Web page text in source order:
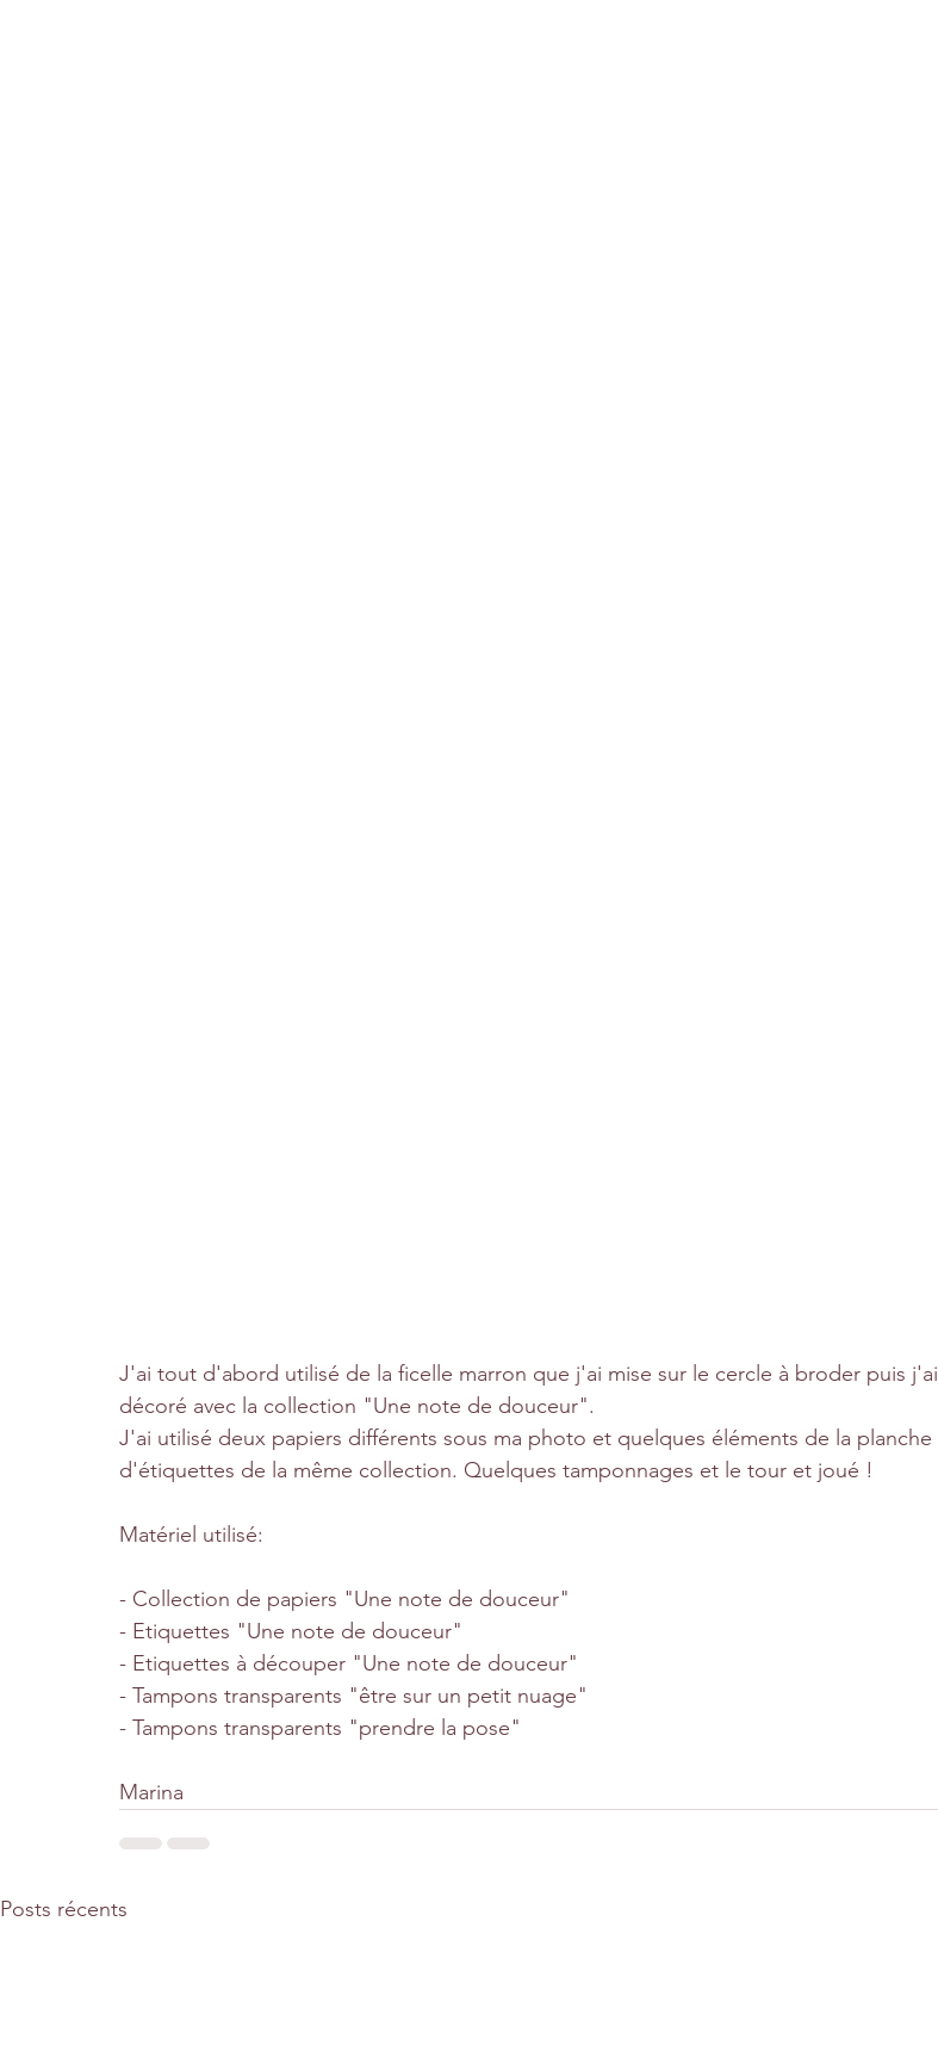
J'ai tout d'abord utilisé de la ficelle marron que j'ai mise sur le cercle à broder puis j'ai
décoré avec la collection "Une note de douceur".
J'ai utilisé deux papiers différents sous ma photo et quelques éléments de la planche
d'étiquettes de la même collection. Quelques tamponnages et le tour et joué !
Matériel utilisé:
- Collection de papiers "Une note de douceur"
- Etiquettes "Une note de douceur"
- Etiquettes à découper "Une note de douceur"
- Tampons transparents "être sur un petit nuage"
- Tampons transparents "prendre la pose"
Marina
Posts récents